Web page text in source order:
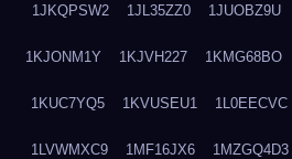
1JKQPSW2 1JL35ZZ0 1JUOBZ9U
1KJONM1Y 1KJVH227 1KMG68BO
1KUC7YQ5 1KVUSEU1 1L0EECVC
1LVWMXC9 1MF16JX6 1MZGQ4D3